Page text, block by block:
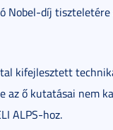
Nobel-díj tiszteletére
kifejlesztett
az ő kutatásai nem
ALPS-hoz.